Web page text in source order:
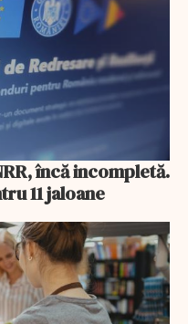
încă incompletă.
11 jaloane